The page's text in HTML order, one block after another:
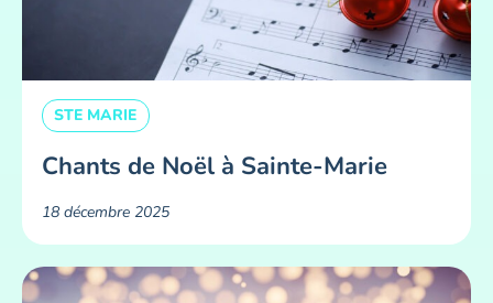
STE MARIE
Chants de Noël à Sainte-Marie
18 décembre 2025